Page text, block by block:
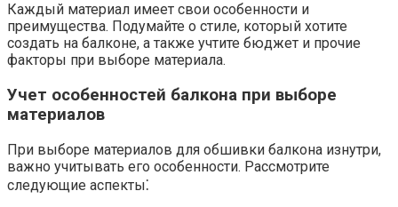
Каждый материал имеет свои особенности и
преимущества.​ Подумайте о стиле, который хотите
создать на балконе, а также учтите бюджет и прочие
факторы при выборе материала.​
Учет особенностей балкона при выборе
материалов
При выборе материалов для обшивки балкона изнутри,
важно учитывать его особенности. Рассмотрите
следующие аспекты⁚